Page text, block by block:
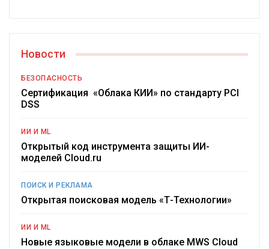
Новости
БЕЗОПАСНОСТЬ
Сертификация «Облака КИИ» по стандарту PCI
DSS
ИИ И ML
Открытый код инструмента защиты ИИ-
моделей Cloud.ru
ПОИСК И РЕКЛАМА
Открытая поисковая модель «Т-Технологии»
ИИ И ML
Новые языковые модели в облаке MWS Cloud